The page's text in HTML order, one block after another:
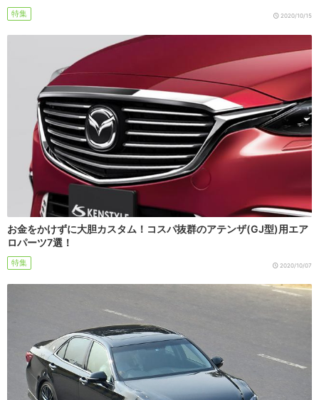
特集 2020/10/15
お金をかけずに大胆カスタム！コスパ抜群のアテンザ(GJ型)用エア
ロパーツ7選！
特集 2020/10/07